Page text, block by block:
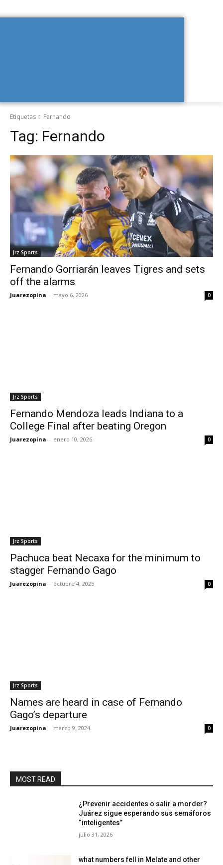
Etiquetas Fernando
Tag: Fernando
Jrz Sports
Fernando Gorriarán leaves Tigres and sets
off the alarms
Juarezopina - mayo 6, 2026 0
Jrz Sports
Fernando Mendoza leads Indiana to a
College Final after beating Oregon
Juarezopina - enero 10, 2026 0
Jrz Sports
Pachuca beat Necaxa for the minimum to
stagger Fernando Gago
Juarezopina - octubre 4, 2025 0
Jrz Sports
Names are heard in case of Fernando
Gago’s departure
Juarezopina - marzo 9, 2024 0
MOST READ
¿Prevenir accidentes o salir a morder?
Juárez sigue esperando sus semáforos
“inteligentes”
julio 31, 2026
what numbers fell in Melate and other